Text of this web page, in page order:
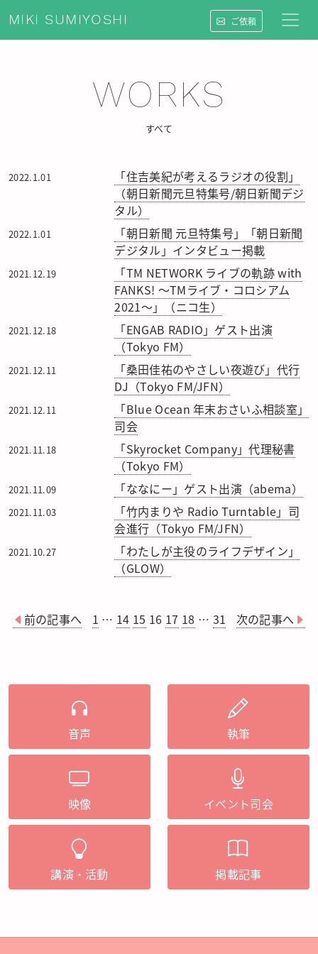
MIKI SUMIYOSHI ご依頼
WORKS
すべて
2022.1.01
「住吉美紀が考えるラジオの役割」
（朝日新聞元旦特集号/朝日新聞デジ
タル）
2022.1.01
「朝日新聞 元旦特集号」「朝日新聞
デジタル」インタビュー掲載
2021.12.19
「TM NETWORK ライブの軌跡 with
FANKS! 〜TMライブ・コロシアム
2021〜」（ニコ生）
2021.12.18
「ENGAB RADIO」ゲスト出演
（Tokyo FM）
2021.12.11
「桑田佳祐のやさしい夜遊び」代行
DJ（Tokyo FM/JFN）
2021.12.11
「Blue Ocean 年末おさいふ相談室」
司会
2021.11.18
「Skyrocket Company」代理秘書
（Tokyo FM）
2021.11.09 「ななにー」ゲスト出演（abema）
2021.11.03
「竹内まりや Radio Turntable」司
会進行（Tokyo FM/JFN）
2021.10.27
「わたしが主役のライフデザイン」
（GLOW）
前の記事へ 1 … 14 15 16 17 18 … 31 次の記事へ
音声 執筆
映像 イベント司会
講演・活動 掲載記事